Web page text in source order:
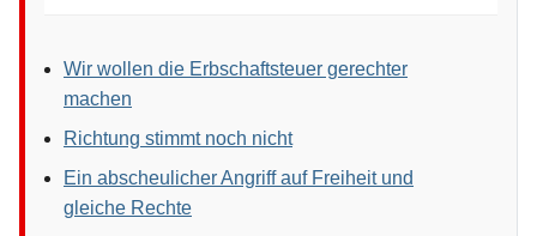
Wir wollen die Erbschaftsteuer gerechter
machen
Richtung stimmt noch nicht
Ein abscheulicher Angriff auf Freiheit und
gleiche Rechte